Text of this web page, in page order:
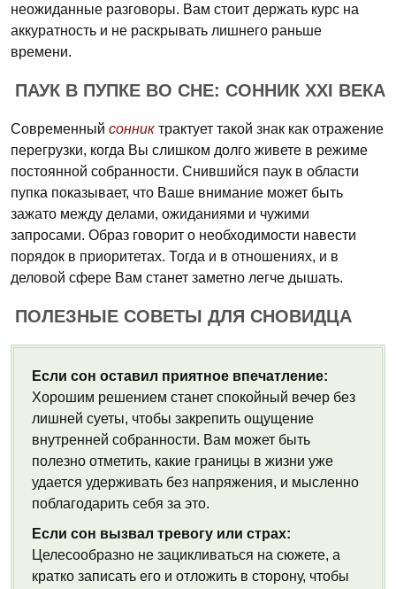
неожиданные разговоры. Вам стоит держать курс на
аккуратность и не раскрывать лишнего раньше
времени.
ПАУК В ПУПКЕ ВО СНЕ: СОННИК XXI ВЕКА
Современный сонник трактует такой знак как отражение
перегрузки, когда Вы слишком долго живете в режиме
постоянной собранности. Снившийся паук в области
пупка показывает, что Ваше внимание может быть
зажато между делами, ожиданиями и чужими
запросами. Образ говорит о необходимости навести
порядок в приоритетах. Тогда и в отношениях, и в
деловой сфере Вам станет заметно легче дышать.
ПОЛЕЗНЫЕ СОВЕТЫ ДЛЯ СНОВИДЦА
Если сон оставил приятное впечатление:
Хорошим решением станет спокойный вечер без
лишней суеты, чтобы закрепить ощущение
внутренней собранности. Вам может быть
полезно отметить, какие границы в жизни уже
удается удерживать без напряжения, и мысленно
поблагодарить себя за это.
Если сон вызвал тревогу или страх:
Целесообразно не зацикливаться на сюжете, а
кратко записать его и отложить в сторону, чтобы